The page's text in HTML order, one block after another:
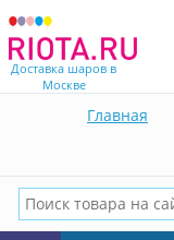
Доставка шаров в
Москве
Главная